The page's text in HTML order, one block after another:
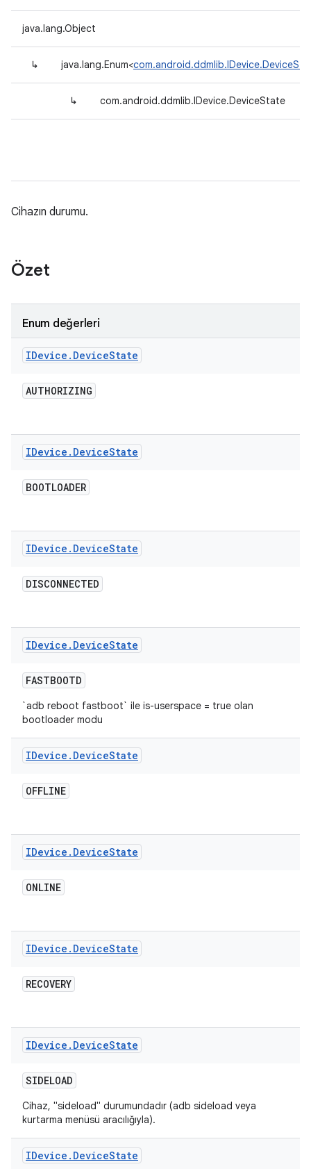
java.lang.Object
↳ java.lang.Enum<
↳ com.android.ddmlib.IDevice.DeviceState
Cihazın durumu.
Özet
Enum değerleri
IDevice . DeviceState
AUTHORIZING
IDevice . DeviceState
BOOTLOADER
IDevice . DeviceState
DISCONNECTED
IDevice . DeviceState
FASTBOOTD
`adb reboot fastboot` ile is-userspace = true olan
bootloader modu
IDevice . DeviceState
OFFLINE
IDevice . DeviceState
ONLINE
IDevice . DeviceState
RECOVERY
IDevice . DeviceState
SIDELOAD
Cihaz, "sideload" durumundadır (adb sideload veya
kurtarma menüsü aracılığıyla).
IDevice . DeviceState